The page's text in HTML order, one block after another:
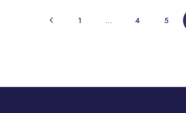
1 … 4 5